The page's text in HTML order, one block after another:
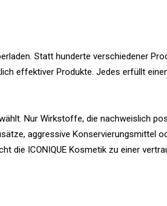
Statt hunderte verschiedener
effektiver Produkte. Jedes erfüllt
Nur Wirkstoffe, die nachweislich
aggressive Konservierungsmittel
die ICONIQUE Kosmetik zu einer